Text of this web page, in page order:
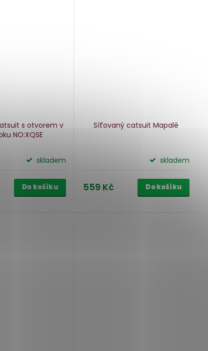
s otvorem v
NO:XQSE
skladem
Do košíku
Síťovaný catsuit Mapalé
skladem
559 Kč Do košíku